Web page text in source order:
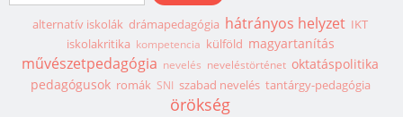
alternatív iskolák drámapedagógia hátrányos helyzet IKT
iskolakritika kompetencia külföld magyartanítás
művészetpedagógia nevelés neveléstörténet oktatáspolitika
pedagógusok romák SNI szabad nevelés tantárgy-pedagógia
örökség